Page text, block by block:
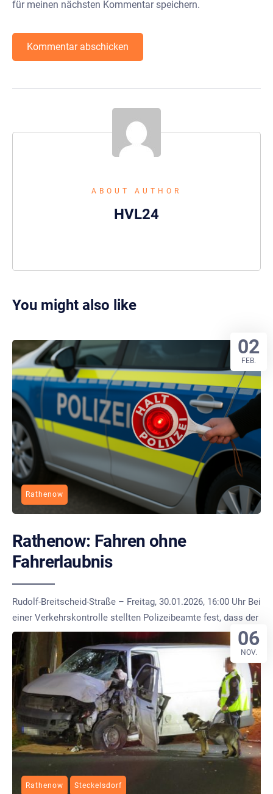
für meinen nächsten Kommentar speichern.
ABOUT AUTHOR
HVL24
You might also like
Rathenow
Rathenow: Fahren ohne
Fahrerlaubnis
Rudolf-Breitscheid-Straße – Freitag, 30.01.2026, 16:00 Uhr Bei
einer Verkehrskontrolle stellten Polizeibeamte fest, dass der
02
FEB.
Rathenow Steckelsdorf
06
NOV.